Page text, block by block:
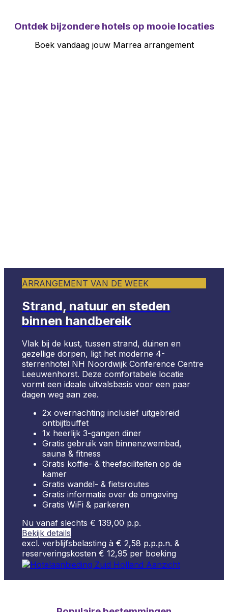
Ontdek bijzondere hotelsop mooie locaties
Boek vandaag jouw Marrea arrangement
ARRANGEMENT VAN DE WEEK
Strand, natuur en steden
binnen handbereik
Vlak bij de kust, tussen strand, duinen en
gezellige dorpen, ligt het moderne 4-
sterrenhotel NH Noordwijk Conference Centre
Leeuwenhorst. Deze comfortabele locatie
vormt een ideale uitvalsbasis voor een paar
dagen weg aan zee.
2x overnachting inclusief uitgebreid
ontbijtbuffet
1x heerlijk 3-gangen diner
Gratis gebruik van binnenzwembad,
sauna & fitness
Gratis koffie- & theefaciliteiten op de
kamer
Gratis wandel- & fietsroutes
Gratis informatie over de omgeving
Gratis WiFi & parkeren
Nu vanaf slechts € 139,00 p.p.
Bekijk details
excl. verblijfsbelasting à € 2,58 p.p.p.n. &
reserveringskosten € 12,95 per boeking